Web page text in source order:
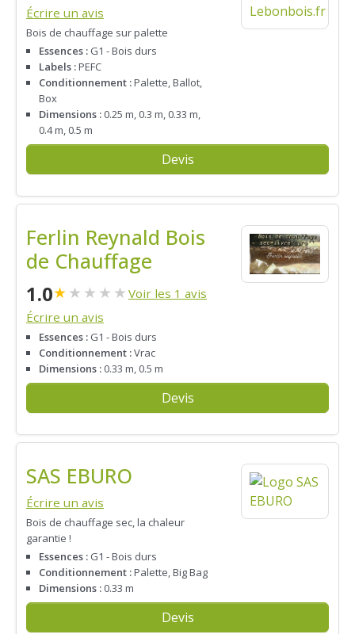
Écrire un avis
Bois de chauffage sur palette
Essences : G1 - Bois durs
Labels :PEFC
Conditionnement :Palette, Ballot,
Box
Dimensions : 0.25 m, 0.3 m, 0.33 m,
0.4 m, 0.5 m
Devis
Ferlin Reynald Bois
de Chauffage
1.0★★ ★ ★ ★ Voir les 1 avis
Écrire un avis
Essences : G1 - Bois durs
Conditionnement :Vrac
Dimensions : 0.33 m, 0.5 m
Devis
SAS EBURO
Écrire un avis
Bois de chauffage sec, la chaleur
garantie !
Essences : G1 - Bois durs
Conditionnement :Palette, Big Bag
Dimensions : 0.33 m
Devis